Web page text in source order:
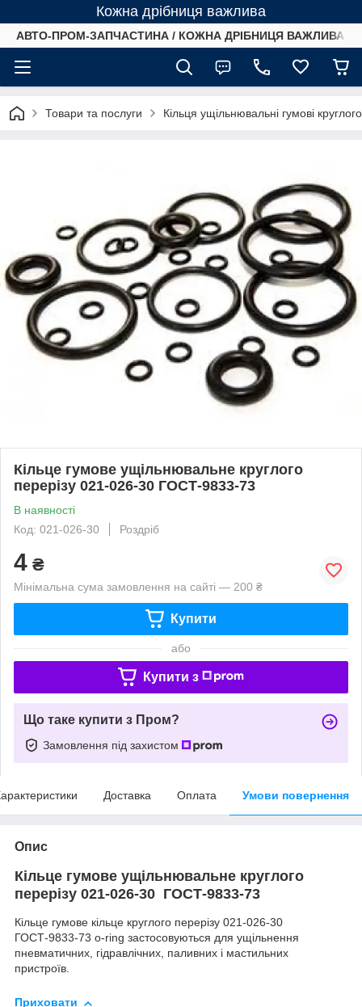
Кожна дрібниця важлива
АВТО-ПРОМ-ЗАПЧАСТИНА / КОЖНА ДРІБНИЦЯ ВАЖЛИВА /
Товари та послуги Кільця ущільнювальні гумові
Кільце гумове ущільнювальне круглого
перерізу 021-026-30 ГОСТ-9833-73
В наявності
Код: 021-026-30
Роздріб
4 ₴
Мінімальна сума замовлення на сайті — 200 ₴
Купити
або
Купити з
Що таке купити з Пром?
Замовлення під захистом
Доставка Оплата Умови повернення
Опис
Кільце гумове ущільнювальне круглого
перерізу 021-026-30 ГОСТ-9833-73
Кільце гумове кільце круглого перерізу 021-026-30
ГОСТ-9833-73 o-ring застосовуються для ущільнення
пневматичних, гідравлічних, паливних і мастильних
пристроїв.
Приховати